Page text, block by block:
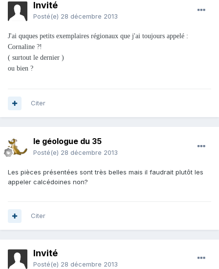
Invité
Posté(e) 28 décembre 2013
J'ai quques petits exemplaires régionaux que j'ai toujours appelé :
Cornaline ?!
( surtout le dernier )
ou bien ?
Citer
le géologue du 35
Posté(e) 28 décembre 2013
Les pièces présentées sont très belles mais il faudrait plutôt les
appeler calcédoines non?
Citer
Invité
Posté(e) 28 décembre 2013